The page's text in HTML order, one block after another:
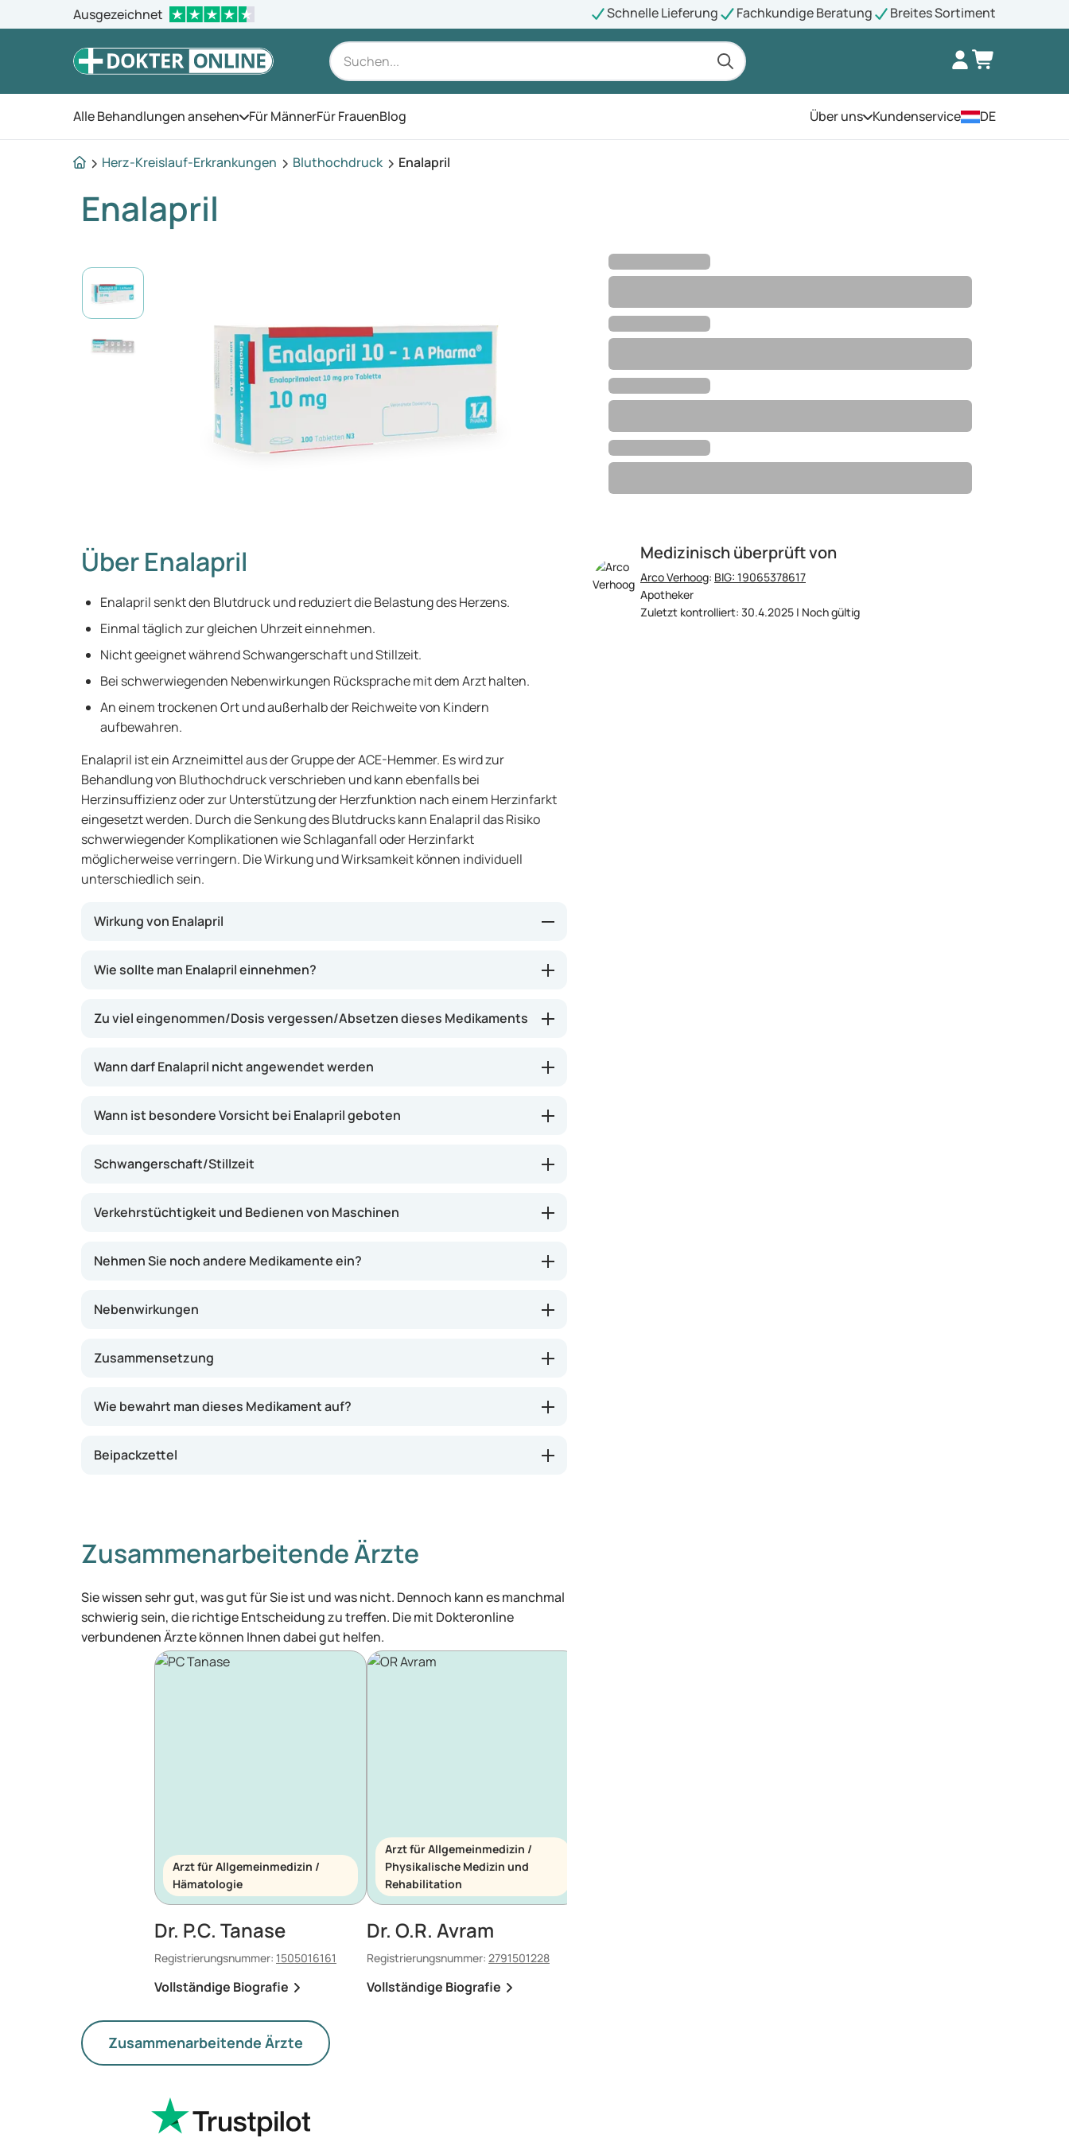
Ausgezeichnet Schnelle Lieferung Fachkundige Beratung Breites Sortiment
Alle Behandlungen ansehen Öffnen Sie das Menü
Für MännerFür FrauenBlog Über unsÖffnen Sie das Menü
Kundenservice DE
Herz-Kreislauf-Erkrankungen Bluthochdruck Enalapril
Enalapril
Medizinisch überprüft von
Arco Verhoog: BIG: 19065378617
Apotheker
Zuletzt kontrolliert: 30.4.2025 | Noch gültig
Über Enalapril
Enalapril senkt den Blutdruck und reduziert die Belastung des Herzens.
Einmal täglich zur gleichen Uhrzeit einnehmen.
Nicht geeignet während Schwangerschaft und Stillzeit.
Bei schwerwiegenden Nebenwirkungen Rücksprache mit dem Arzt halten.
An einem trockenen Ort und außerhalb der Reichweite von Kindern
aufbewahren.
Enalapril ist ein Arzneimittel aus der Gruppe der ACE-Hemmer. Es wird zur
Behandlung von Bluthochdruck verschrieben und kann ebenfalls bei
Herzinsuffizienz oder zur Unterstützung der Herzfunktion nach einem Herzinfarkt
eingesetzt werden. Durch die Senkung des Blutdrucks kann Enalapril das Risiko
schwerwiegender Komplikationen wie Schlaganfall oder Herzinfarkt
möglicherweise verringern. Die Wirkung und Wirksamkeit können individuell
unterschiedlich sein.
Wirkung von Enalapril
fließen kann. Dadurch wird der Blutdruck gesenkt und das Herz muss weniger
die Belastung des Herzens zu verringern und Symptome wie Müdigkeit und
Wie sollte man Enalapril einnehmen?
Zu viel eingenommen/Dosis vergessen/Absetzen dieses Medikaments
Wann darf Enalapril nicht angewendet werden
Wann ist besondere Vorsicht bei Enalapril geboten
Schwangerschaft/Stillzeit
Verkehrstüchtigkeit und Bedienen von Maschinen
Nehmen Sie noch andere Medikamente ein?
Nebenwirkungen
Zusammensetzung
Wie bewahrt man dieses Medikament auf?
Beipackzettel
Zusammenarbeitende Ärzte
Sie wissen sehr gut, was gut für Sie ist und was nicht. Dennoch kann es manchmal
schwierig sein, die richtige Entscheidung zu treffen. Die mit Dokteronline
verbundenen Ärzte können Ihnen dabei gut helfen.
Arzt für Allgemeinmedizin /
Hämatologie
Dr. P.C. Tanase
Registrierungsnummer: 1505016161
Vollständige Biografie
Arzt für Allgemeinmedizin /
Physikalische Medizin und
Rehabilitation
Dr. O.R. Avram
Registrierungsnummer: 2791501228
Vollständige Biografie
Zusammenarbeitende Ärzte